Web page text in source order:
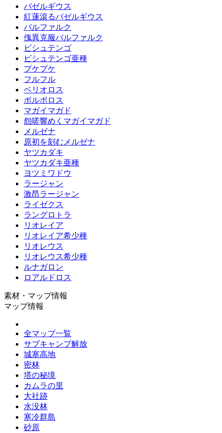
バゼルギウス
紅蓮滾るバゼルギウス
バルファルク
傀異克服バルファルク
ビシュテンゴ
ビシュテンゴ亜種
プケプケ
フルフル
ベリオロス
ボルボロス
マガイマガド
怨嗟響めくマガイマガド
メルゼナ
原初を刻むメルゼナ
ヤツカダキ
ヤツカダキ亜種
ヨツミワドウ
ラージャン
激昂ラージャン
ライゼクス
ラングロトラ
リオレイア
リオレイア希少種
リオレウス
リオレウス希少種
ルナガロン
ロアルドロス
素材・マップ情報
マップ情報
全マップ一覧
サブキャンプ解放
城塞高地
密林
塔の秘境
カムラの里
大社跡
水没林
寒冷群島
砂原